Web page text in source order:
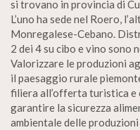
si trovano in provincia di
L’uno ha sede nel Roero,
Monregalese-Cebano.
2 dei 4 su cibo e vino sono
Valorizzare le produzioni
il paesaggio rurale
filiera all’offerta turistica e
garantire la sicurezza
ambientale delle